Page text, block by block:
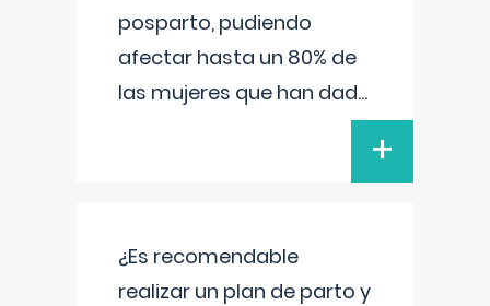
posparto, pudiendo
afectar hasta un 80% de
las mujeres que han dad...
+
¿Es recomendable
realizar un plan de parto y